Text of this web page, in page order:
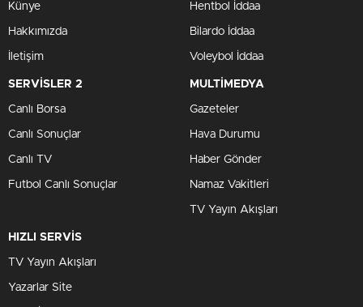
Künye
Hakkımızda
İletişim
Hentbol İddaa
Bilardo İddaa
Voleybol İddaa
SERVİSLER 2
Canlı Borsa
Canlı Sonuçlar
Canlı TV
Futbol Canlı Sonuçlar
MULTİMEDYA
Gazeteler
Hava Durumu
Haber Gönder
Namaz Vakitleri
TV Yayın Akışları
HIZLI SERVİS
TV Yayın Akışları
Yazarlar Site